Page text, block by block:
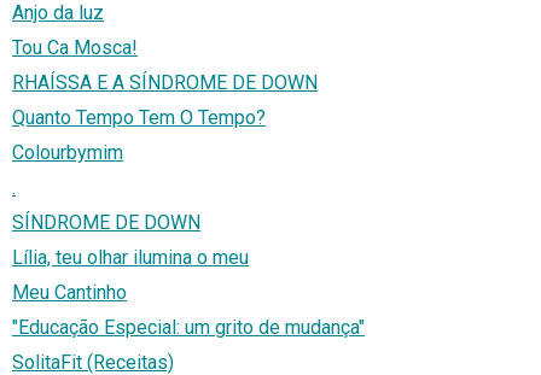
Anjo da luz
Tou Ca Mosca!
RHAÍSSA E A SÍNDROME DE DOWN
Quanto Tempo Tem O Tempo?
Colourbymim
.
SÍNDROME DE DOWN
Lília, teu olhar ilumina o meu
Meu Cantinho
"Educação Especial: um grito de mudança"
SolitaFit (Receitas)